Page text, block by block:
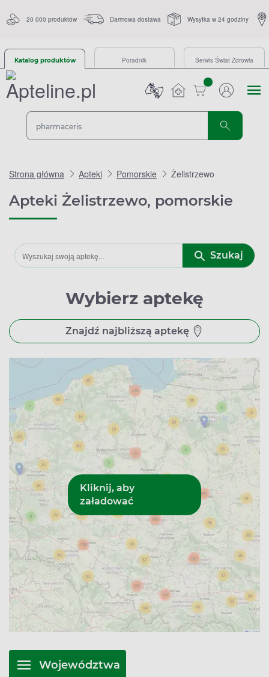
20 000 produktów Darmowa dostawa Wysyłka w 24 godziny
Katalog produktów Poradnik Serwis Świat Zdrowia
sztuk
Strona główna Apteki Pomorskie Żelistrzewo
Apteki Żelistrzewo, pomorskie
Szukaj
Wybierz aptekę
Znajdź najbliższą aptekę
Województwa